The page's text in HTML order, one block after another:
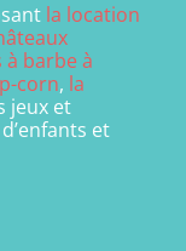
la location
barbe à
corn, la
jeux et
et